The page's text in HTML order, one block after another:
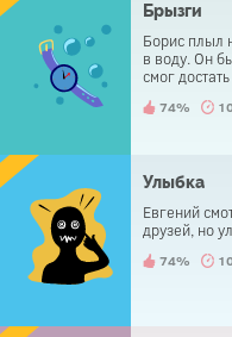
Брызги
Борис плыл
в воду. Он
смог
74%
Улыбка
Евгений
друзей, но
74%